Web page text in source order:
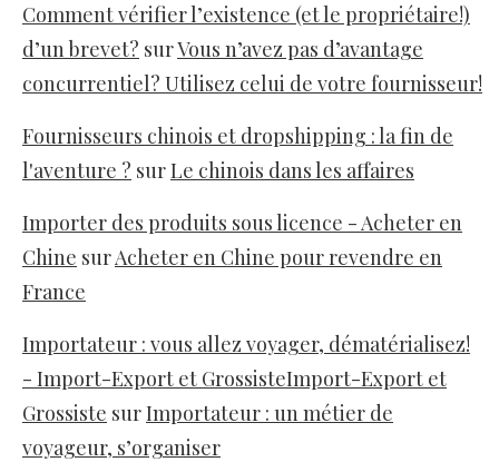
Comment vérifier l’existence (et le propriétaire!)
d’un brevet? surVous n’avez pas d’avantage
concurrentiel? Utilisez celui de votre fournisseur!
Fournisseurs chinois et dropshipping : la fin de
l'aventure ? surLe chinois dans les affaires
Importer des produits sous licence - Acheter en
Chine surAcheter en Chine pour revendre en
France
Importateur : vous allez voyager, dématérialisez!
- Import-Export et GrossisteImport-Export et
Grossiste surImportateur : un métier de
voyageur, s’organiser